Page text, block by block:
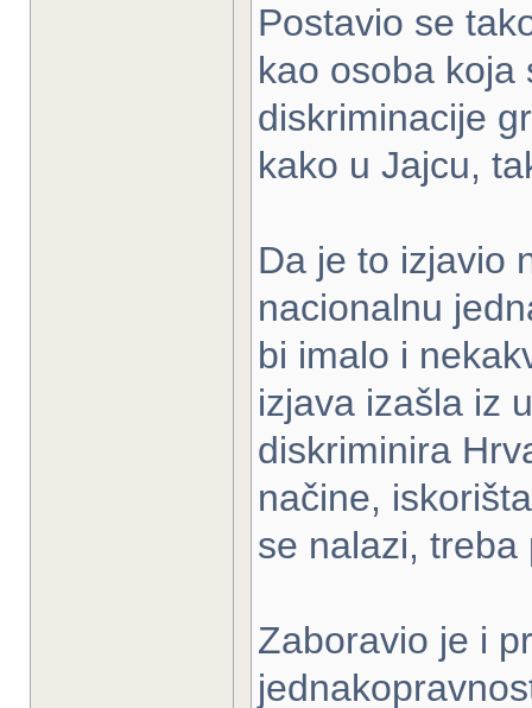
Postavio se
kao osoba koja
diskriminacije
kako u Jajcu,
Da je to izjavio
nacionalnu
bi imalo i
izjava izašla iz
diskriminira
načine,
se nalazi, treba
Zaboravio je i